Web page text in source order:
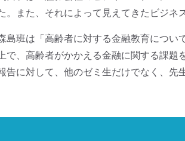
。また、それによって見えてきたビジネ
島班は「高齢者に対する金融教育につい
で、高齢者がかかえる金融に関する課題
告に対して、他のゼミ生だけでなく、先